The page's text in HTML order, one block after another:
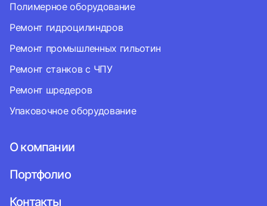
Полимерное оборудование
Ремонт гидроцилиндров
Ремонт промышленных гильотин
Ремонт станков с ЧПУ
Ремонт шредеров
Упаковочное оборудование
О компании
Портфолио
Контакты